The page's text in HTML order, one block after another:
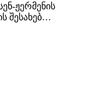
ჟერმენის
შესახებ
2031
მილიონიანი
აკადე…